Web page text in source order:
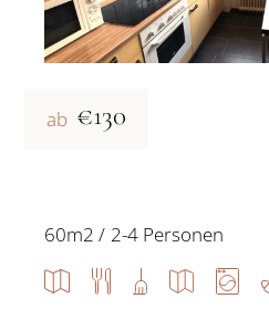
ab €130
60m2 2-4 Personen